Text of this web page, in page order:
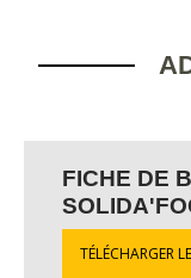
FICHE DE
TÉLÉCHARGER